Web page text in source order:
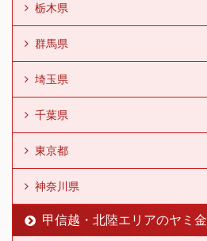
栃木県
群馬県
埼玉県
千葉県
東京都
神奈川県
甲信越・北陸エリアのヤミ金